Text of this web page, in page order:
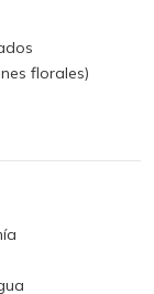
florales)